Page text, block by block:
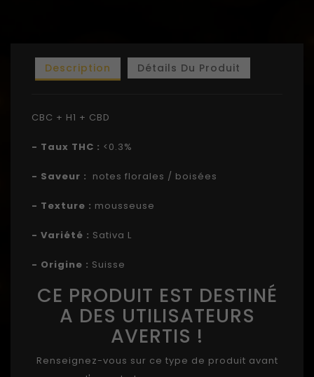
Description Détails Du Produit
CBC + H1 + CBD
- Taux THC : <0.3%
- Saveur : notes florales / boisées
- Texture : mousseuse
- Variété : Sativa L
- Origine : Suisse
CE PRODUIT EST DESTINÉ
A DES UTILISATEURS
AVERTIS !
Renseignez-vous sur ce type de produit avant